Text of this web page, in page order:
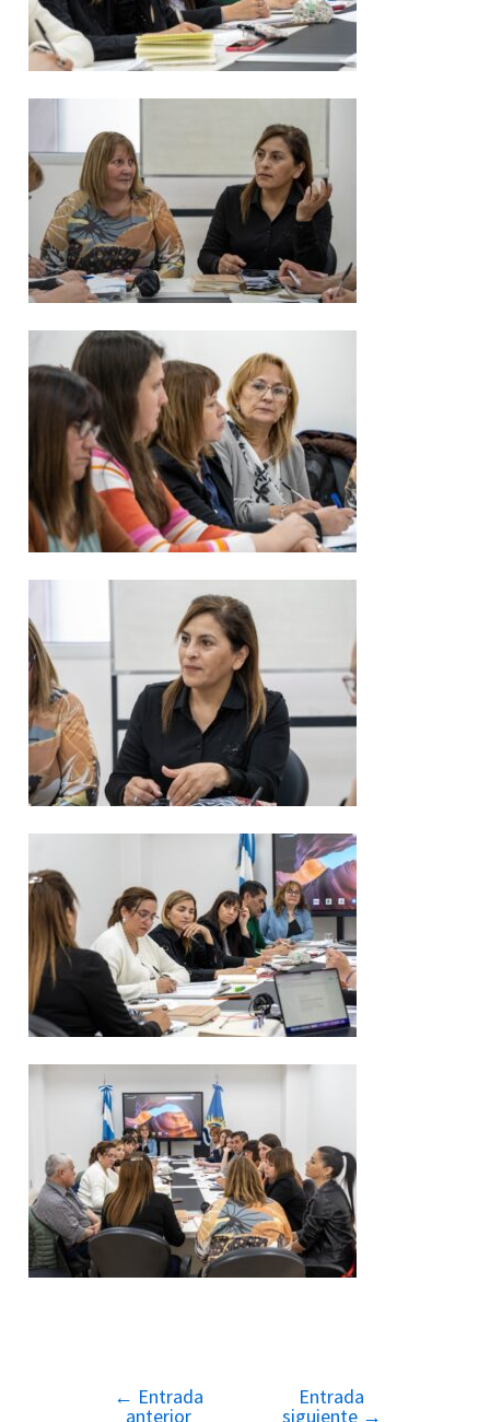
Navegación
← Entrada
anterior
Entrada
siguiente →